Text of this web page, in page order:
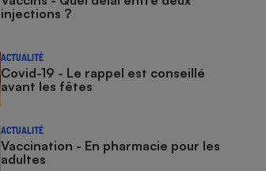
injections ?
ACTUALITÉ
Covid-19 - Le rappel est conseillé
avant les fêtes
ACTUALITÉ
Vaccination - En pharmacie pour les
adultes